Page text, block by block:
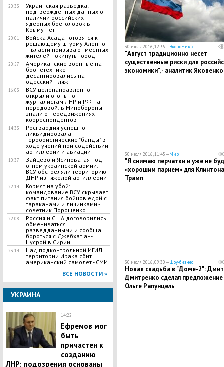
20:33
Украинская разведка:
подтвержденных данных о
наличии российских
ядерных боеголовок в
Крыму нет
20:01
Войска Асада готовятся к
решающему штурму Алеппо
– власти призывают местных
жителей покинуть город
20:57
Американские военные на
бронетехнике
десантировались на
одесский пляж
16:03
ВСУ целенаправленно
открыли огонь по
журналистам ЛНР и РФ на
передовой: в Минобороны
знали о передвижениях
корреспондентов
14:33
Росгвардия успешно
ликвидировала
террористические "банды" в
ходе учений при содействии
артиллерии и авиации
10:37
Зайцево и Ясиноватая под
огнем украинской армии:
ВСУ обстреляли территорию
ДНР из тяжелой артиллерии
22:14
Кормят на убой:
командование ВСУ скрывает
факт питания бойцов едой с
тараканами и личинками -
советник Порошенко
22:08
Россия и США договорились
обмениваться
разведданными и сообща
бороться с Джебхат ан-
Нусрой в Сирии
23:14
Над подконтрольной ИГИЛ
территории Ирака сбит
американский самолет - СМИ
ВСЕ НОВОСТИ »
УКРАИНА
14:22
Ефремов мог
быть
причастен к
созданию
ЛНР: подозрения основаны
30 июля 2016, 12:36 —Экономика
"Август традиционно несет
существенные риски для
экономики", - аналитик Яковенко
30 июля 2016, 11:45 —Мир
"Я снимаю перчатки и уже не
«хорошим парнем» для
Трамп
30 июля 2016, 09:30 —Шоу-бизнес
Новая свадьба в "Доме-2":
Дмитренко сделал предложение
Ольге Рапунцель